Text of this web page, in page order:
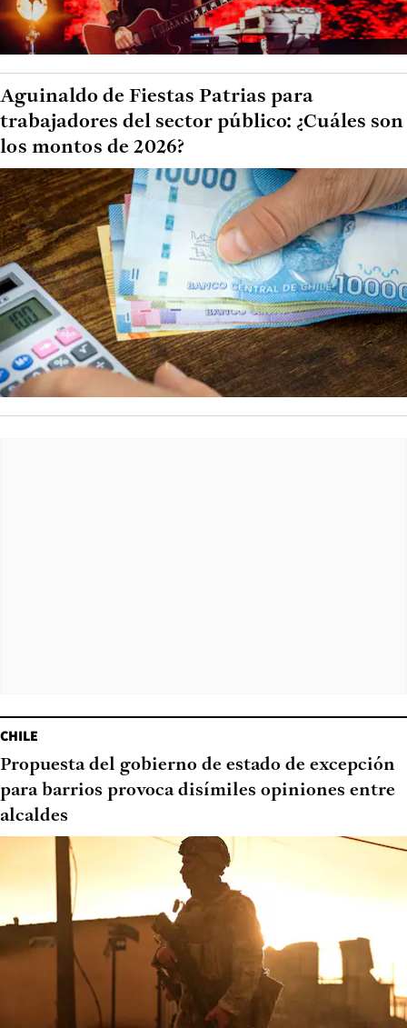
Aguinaldo de Fiestas Patrias para
trabajadores del sector público: ¿Cuáles son
los montos de 2026?
CHILE
Propuesta del gobierno de estado de excepción
para barrios provoca disímiles opiniones entre
alcaldes